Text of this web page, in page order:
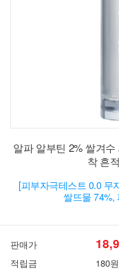
알파 알부틴 2% 쌀겨
착 흔
[피부자극테스트 0.0 무
쌀뜨물 74%,
판매가
적립금
180원